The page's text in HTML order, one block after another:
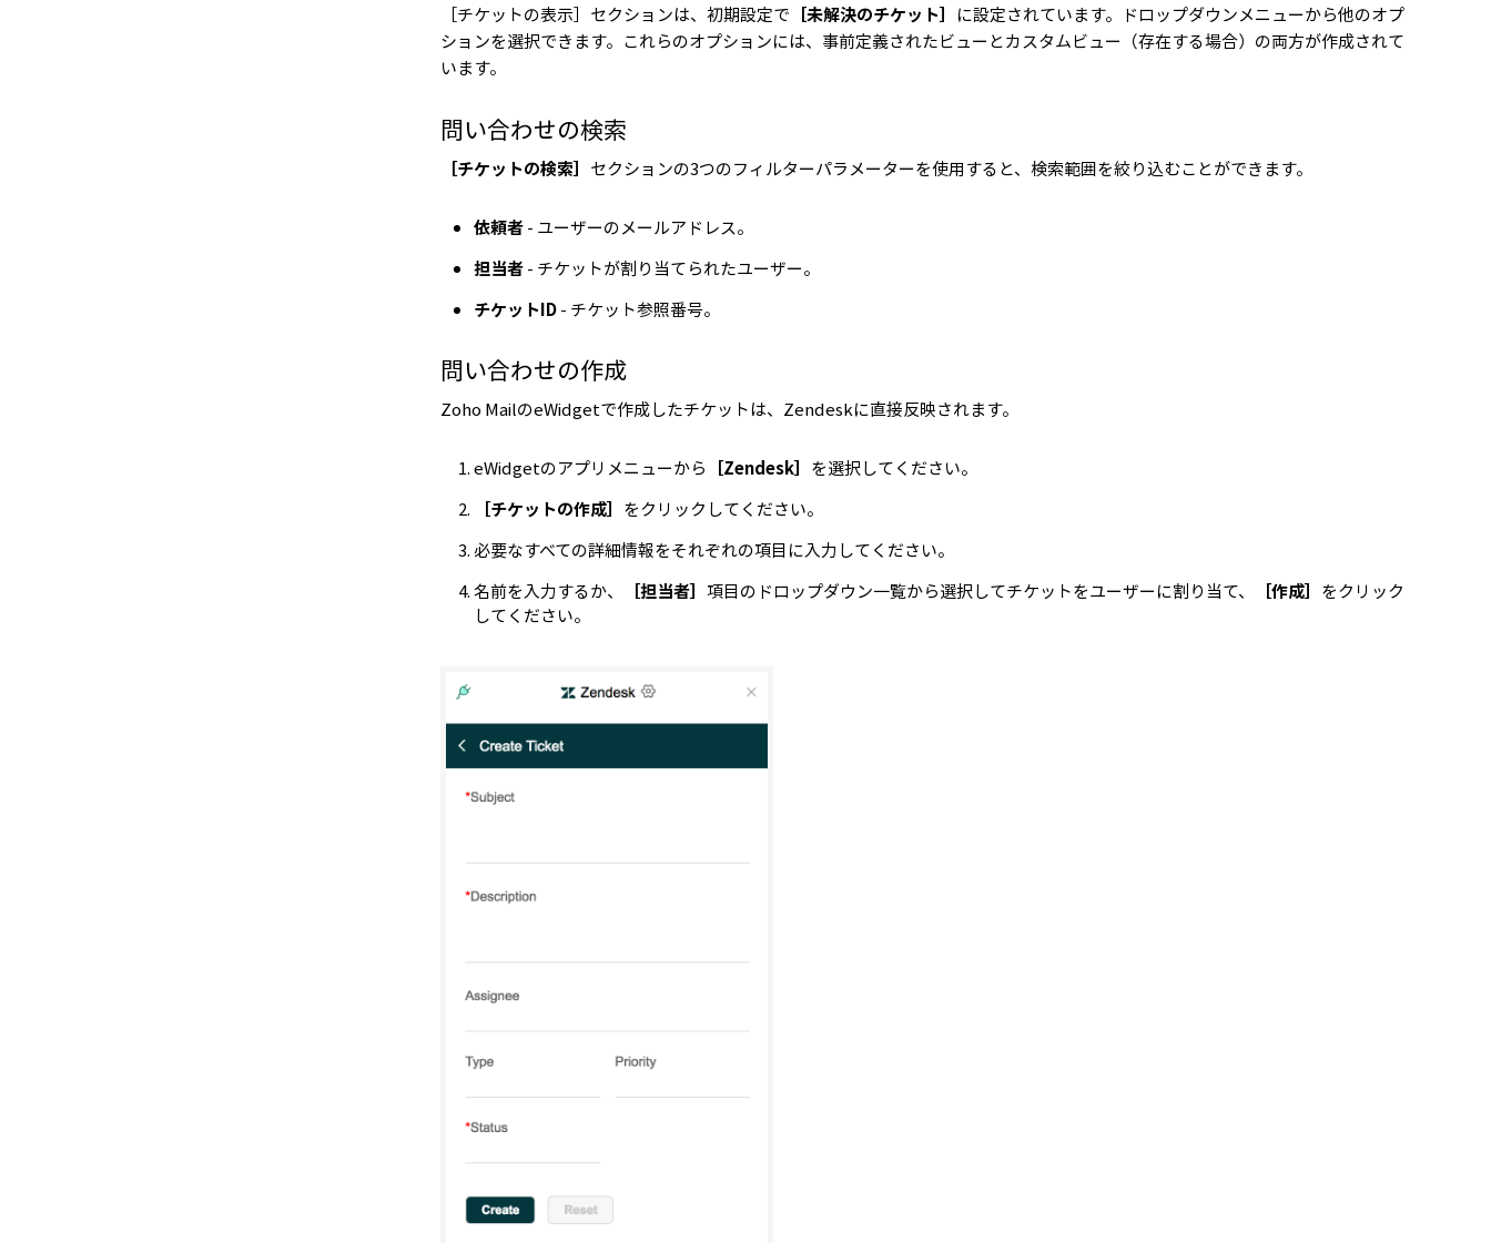
［チケットの表示］セクションは、初期設定で ［未解決のチケット］ に設定されています。ドロップダウンメニューから他のオプ
ションを選択できます。これらのオプションには、事前定義されたビューとカスタムビュー（存在する場合）の両方が作成されて
います。
問い合わせの検索
［チケットの検索］ セクションの3つのフィルターパラメーターを使用すると、検索範囲を絞り込むことができます。
依頼者- ユーザーのメールアドレス。
担当者- チケットが割り当てられたユーザー。
チケットID- チケット参照番号。
問い合わせの作成
Zoho MailのeWidgetで作成したチケットは、Zendeskに直接反映されます。
eWidgetのアプリメニューから ［Zendesk］ を選択してください。
［チケットの作成］ をクリックしてください。
必要なすべての詳細情報をそれぞれの項目に入力してください。
名前を入力するか、
［担当者］項目のドロップダウン一覧から選択してチケットをユーザーに割り当て、 ［作成］ をクリック
してください。